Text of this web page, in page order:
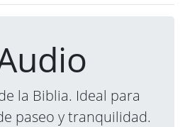
la Biblia. Ideal para
paseo y tranquilidad.